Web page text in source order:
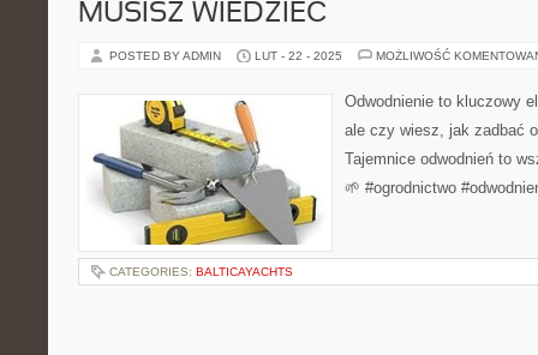
MUSISZ WIEDZIEĆ
POSTED BY ADMIN LUT - 22 - 2025 MOŻLIWOŚĆ
Odwodnienie to kluczowy
ale czy wiesz, jak zadbać
Tajemnice odwodnień to
🌱 #ogrodnictwo
CATEGORIES: BALTICAYACHTS